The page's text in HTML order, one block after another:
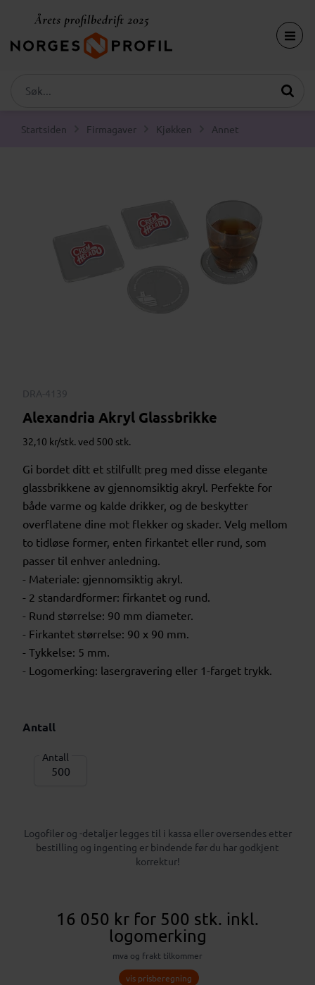
Startsiden Firmagaver Kjøkken Annet
DRA-4139
Alexandria Akryl Glassbrikke
32,10 kr/stk. ved 500 stk.
Gi bordet ditt et stilfullt preg med disse elegante
glassbrikkene av gjennomsiktig akryl. Perfekte for
både varme og kalde drikker, og de beskytter
overflatene dine mot flekker og skader. Velg mellom
to tidløse former, enten firkantet eller rund, som
passer til enhver anledning.
- Materiale: gjennomsiktig akryl.
- 2 standardformer: firkantet og rund.
- Rund størrelse: 90 mm diameter.
- Firkantet størrelse: 90 x 90 mm.
- Tykkelse: 5 mm.
- Logomerking: lasergravering eller 1-farget trykk.
Antall
Antall
Logofiler og -detaljer legges til i kassa eller oversendes etter
bestilling og ingenting er bindende før du har godkjent
korrektur!
16 050 kr for 500 stk. inkl.
logomerking
mva og frakt tilkommer
vis prisberegning